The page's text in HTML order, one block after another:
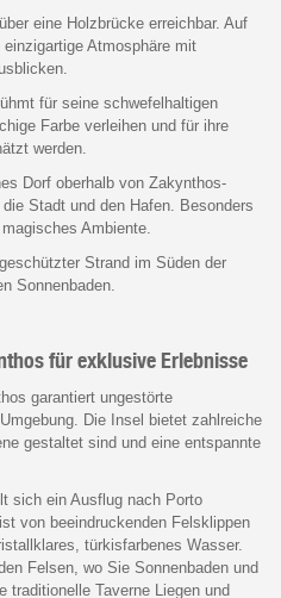
eine Holzbrücke erreichbar. Auf
Atmosphäre mit
für seine schwefelhaltigen
Farbe verleihen und für ihre
werden.
Dorf oberhalb von Zakynthos-
Stadt und den Hafen. Besonders
Ambiente.
Strand im Süden der
Sonnenbaden.
für exklusive Erlebnisse
garantiert ungestörte
Die Insel bietet zahlreiche
gestaltet sind und eine entspannte
sich ein Ausflug nach Porto
von beeindruckenden Felsklippen
türkisfarbenes Wasser.
Felsen, wo Sie Sonnenbaden und
traditionelle Taverne Liegen und